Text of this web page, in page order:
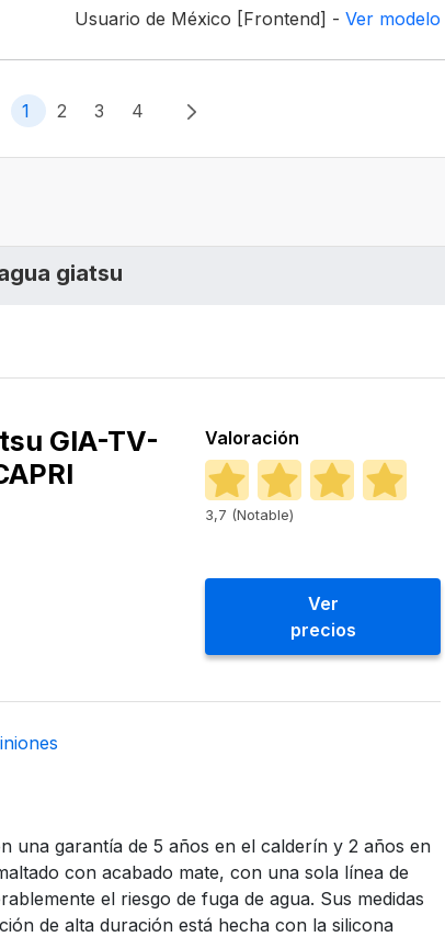
Usuario de México [Frontend] - Ver modelo
1 2 3 4
giatsu
‎GIA-TV-
Valoración
3,7 (Notable)
Ver
precios
una garantía de 5 años en el calderín y 2 años en
con acabado mate, con una sola línea de
el riesgo de fuga de agua. Sus medidas
de alta duración está hecha con la silicona